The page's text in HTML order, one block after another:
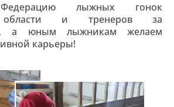
лыжных гонок
области и тренеров за
а юным лыжникам желаем
карьеры!